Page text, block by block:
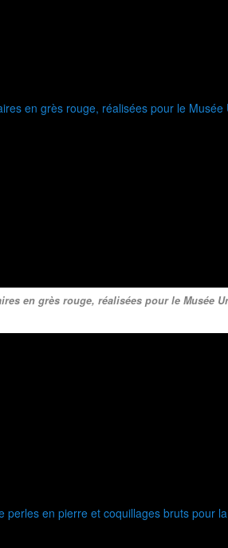
en grès rouge, réalisées pour le Musée